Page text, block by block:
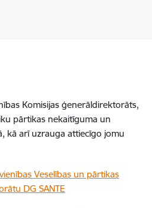
Komisijas ģenerāldirektorāts,
pārtikas nekaitīguma un
kā arī uzrauga attiecīgo jomu
Veselības un pārtikas
DG SANTE